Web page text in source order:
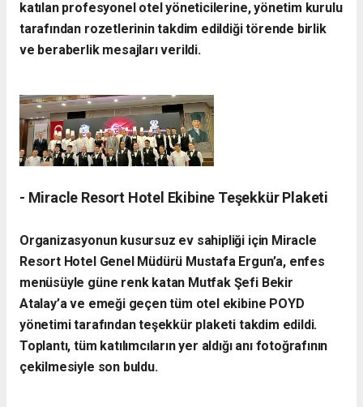
katılan profesyonel otel yöneticilerine, yönetim kurulu
tarafından rozetlerinin takdim edildiği törende birlik
ve beraberlik mesajları verildi.
- Miracle Resort Hotel Ekibine Teşekkür Plaketi
Organizasyonun kusursuz ev sahipliği için Miracle
Resort Hotel Genel Müdürü Mustafa Ergun’a, enfes
menüsüyle güne renk katan Mutfak Şefi Bekir
Atalay’a ve emeği geçen tüm otel ekibine POYD
yönetimi tarafından teşekkür plaketi takdim edildi.
Toplantı, tüm katılımcıların yer aldığı anı fotoğrafının
çekilmesiyle son buldu.